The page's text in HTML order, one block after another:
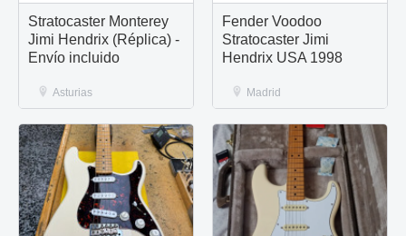
Stratocaster Monterey
Jimi Hendrix (Réplica) -
Envío incluido
Asturias
Fender Voodoo
Stratocaster Jimi
Hendrix USA 1998
Madrid